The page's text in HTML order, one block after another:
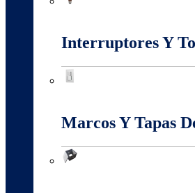
Interruptores Y
Marcos Y Tapas